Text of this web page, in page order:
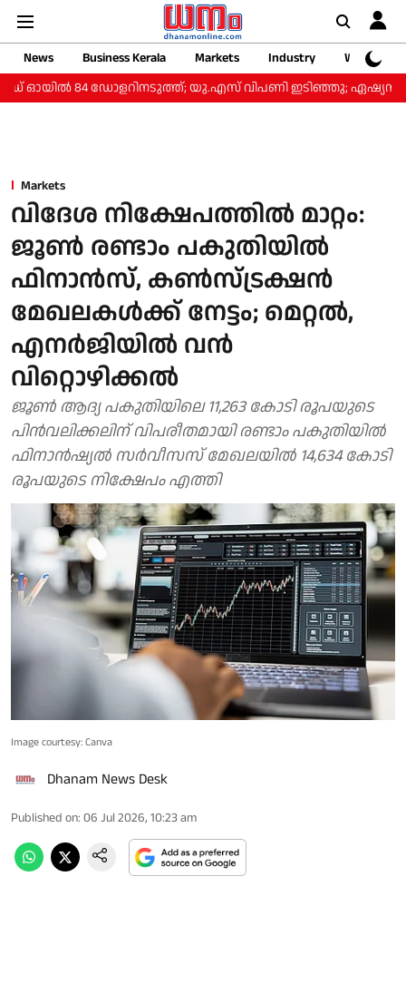
News Business Kerala Markets Industry
Web
ഓയിൽ 84 ഡോളറിനടുത്ത്; യു.എസ് വിപണി ഇടിഞ്ഞു; ഏഷ്യൻ
Markets
വിദേശ നിക്ഷേപത്തിൽ മാറ്റം:
ജൂൺ രണ്ടാം പകുതിയിൽ
ഫിനാൻസ്, കൺസ്ട്രക്ഷൻ
മേഖലകൾക്ക് നേട്ടം; മെറ്റൽ,
എനർജിയിൽ വൻ
വിറ്റൊഴിക്കൽ
ജൂണ്‍ ആദ്യ പകുതിയിലെ 11,263 കോടി രൂപയുടെ
പിൻവലിക്കലിന് വിപരീതമായി രണ്ടാം പകുതിയിൽ
ഫിനാന്‍ഷ്യല്‍ സര്‍വീസസ് മേഖലയിൽ 14,634 കോടി
രൂപയുടെ നിക്ഷേപം എത്തി
Image courtesy: Canva
Dhanam News Desk
Published on: 06 Jul 2026, 10:23 am